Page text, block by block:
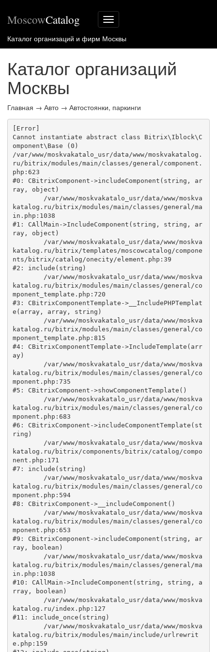
Меню
сайта
MoscowCatalog
Каталог организаций и фирм Москвы
Каталог организаций
Москвы
Главная → Авто → Автостоянки, паркинги
[Error]
Cannot instantiate abstract class Bitrix\Iblock\C
omponent\Base (0)
/var/www/moskvakatalo_usr/data/www/moskvakatalog.
ru/bitrix/modules/main/classes/general/component.
php:623
#0: CBitrixComponent->includeComponent(string, ar
ray, object)
katalog.ru/bitrix/modules/main/classes/general/ma
in.php:1038
#1: CAllMain->IncludeComponent(string, string, ar
ray, object)
katalog.ru/bitrix/templates/moscowcatalog/compone
nts/bitrix/catalog/onecity/element.php:39
#2: include(string)
katalog.ru/bitrix/modules/main/classes/general/co
mponent_template.php:720
#3: CBitrixComponentTemplate->__IncludePHPTemplat
e(array, array, string)
katalog.ru/bitrix/modules/main/classes/general/co
mponent_template.php:815
#4: CBitrixComponentTemplate->IncludeTemplate(arr
ay)
katalog.ru/bitrix/modules/main/classes/general/co
mponent.php:735
#5: CBitrixComponent->showComponentTemplate()
katalog.ru/bitrix/modules/main/classes/general/co
mponent.php:683
#6: CBitrixComponent->includeComponentTemplate(st
ring)
katalog.ru/bitrix/components/bitrix/catalog/compo
nent.php:171
#7: include(string)
katalog.ru/bitrix/modules/main/classes/general/co
mponent.php:594
#8: CBitrixComponent->__includeComponent()
katalog.ru/bitrix/modules/main/classes/general/co
mponent.php:653
#9: CBitrixComponent->includeComponent(string, ar
ray, boolean)
katalog.ru/bitrix/modules/main/classes/general/ma
in.php:1038
#10: CAllMain->IncludeComponent(string, string, a
rray, boolean)
katalog.ru/index.php:127
#11: include_once(string)
katalog.ru/bitrix/modules/main/include/urlrewrit
e.php:159